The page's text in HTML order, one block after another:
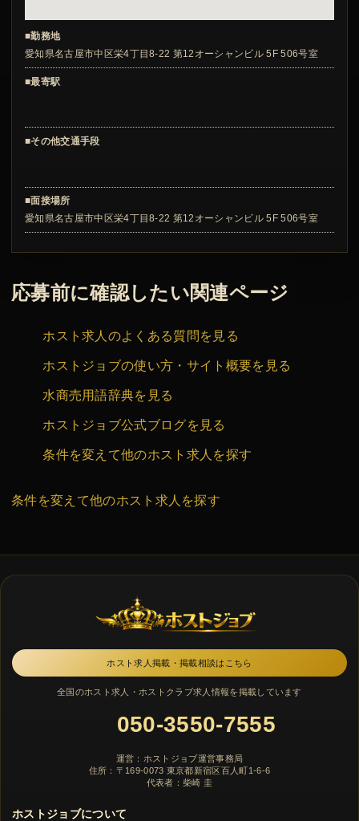
■勤務地
愛知県名古屋市中区栄4丁目8-22 第12オーシャンビル 5F 506号室
■最寄駅
■その他交通手段
■面接場所
愛知県名古屋市中区栄4丁目8-22 第12オーシャンビル 5F 506号室
応募前に確認したい関連ページ
ホスト求人のよくある質問を見る
ホストジョブの使い方・サイト概要を見る
水商売用語辞典を見る
ホストジョブ公式ブログを見る
条件を変えて他のホスト求人を探す
条件を変えて他のホスト求人を探す
ホスト求人掲載・掲載相談はこちら
全国のホスト求人・ホストクラブ求人情報を掲載しています
050-3550-7555
運営：ホストジョブ運営事務局
住所：〒169-0073 東京都新宿区百人町1-6-6
代表者：柴崎 圭
ホストジョブについて